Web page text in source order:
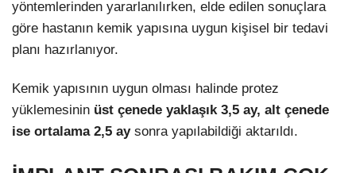
yöntemlerinden yararlanılırken, elde edilen sonuçlara
göre hastanın kemik yapısına uygun kişisel bir tedavi
planı hazırlanıyor.
Kemik yapısının uygun olması halinde protez
yüklemesinin üst çenede yaklaşık 3,5 ay, alt çenede
ise ortalama 2,5 aysonra yapılabildiği aktarıldı.